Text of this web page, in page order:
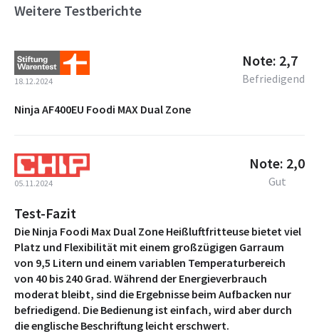
Weitere Testberichte
18.12.2024
Note: 2,7
Befriedigend
Ninja AF400EU Foodi MAX Dual Zone
05.11.2024
Note: 2,0
Gut
Test-Fazit
Die Ninja Foodi Max Dual Zone Heißluftfritteuse bietet viel
Platz und Flexibilität mit einem großzügigen Garraum
von 9,5 Litern und einem variablen Temperaturbereich
von 40 bis 240 Grad. Während der Energieverbrauch
moderat bleibt, sind die Ergebnisse beim Aufbacken nur
befriedigend. Die Bedienung ist einfach, wird aber durch
die englische Beschriftung leicht erschwert.